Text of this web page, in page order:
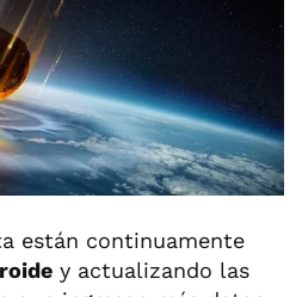
están continuamente
y actualizando las